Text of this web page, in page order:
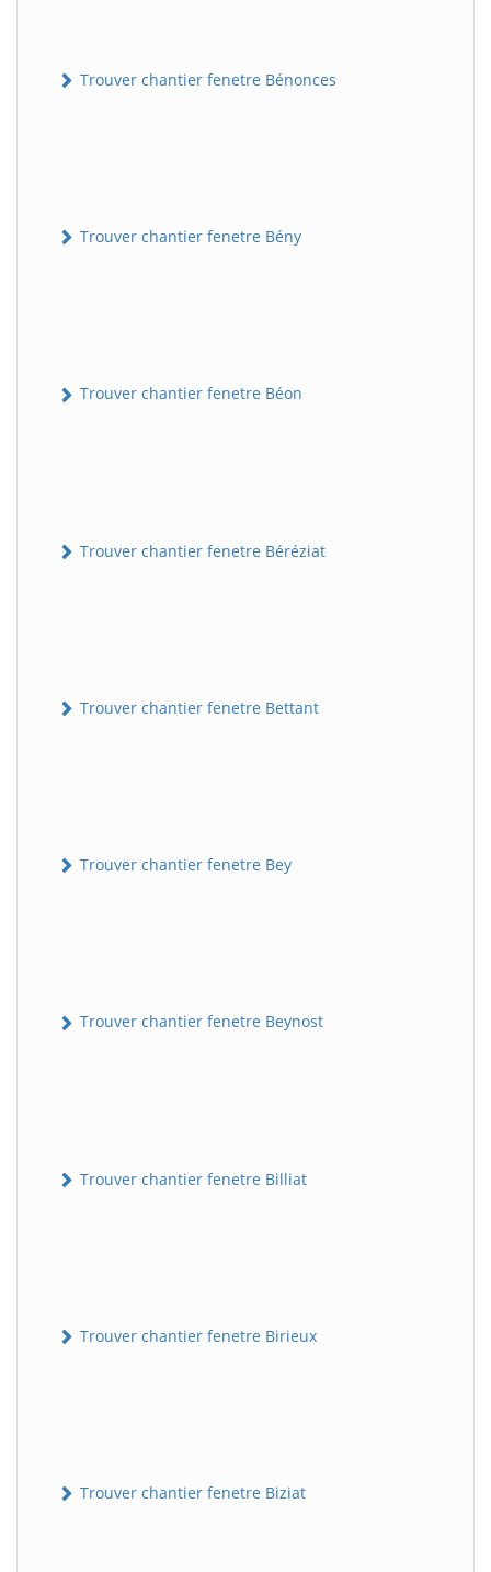
Trouver chantier fenetre Bénonces
Trouver chantier fenetre Bény
Trouver chantier fenetre Béon
Trouver chantier fenetre Béréziat
Trouver chantier fenetre Bettant
Trouver chantier fenetre Bey
Trouver chantier fenetre Beynost
Trouver chantier fenetre Billiat
Trouver chantier fenetre Birieux
Trouver chantier fenetre Biziat